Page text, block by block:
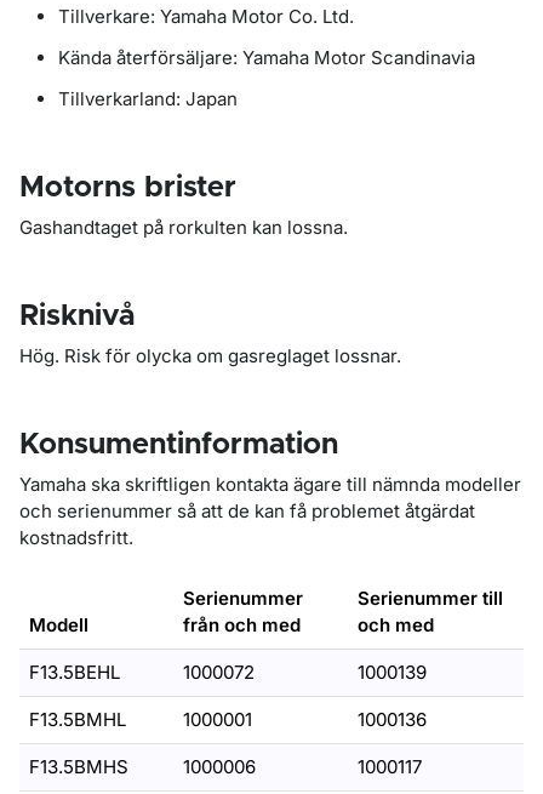
Tillverkare: Yamaha Motor Co. Ltd.
Kända återförsäljare: Yamaha Motor Scandinavia
Tillverkarland: Japan
Motorns brister
Gashandtaget på rorkulten kan lossna.
Risknivå
Hög. Risk för olycka om gasreglaget lossnar.
Konsumentinformation
Yamaha ska skriftligen kontakta ägare till nämnda modeller
och serienummer så att de kan få problemet åtgärdat
kostnadsfritt.
Modell
Serienummer
från och med
Serienummer till
och med
F13.5BEHL 1000072 1000139
F13.5BMHL 1000001 1000136
F13.5BMHS 1000006 1000117